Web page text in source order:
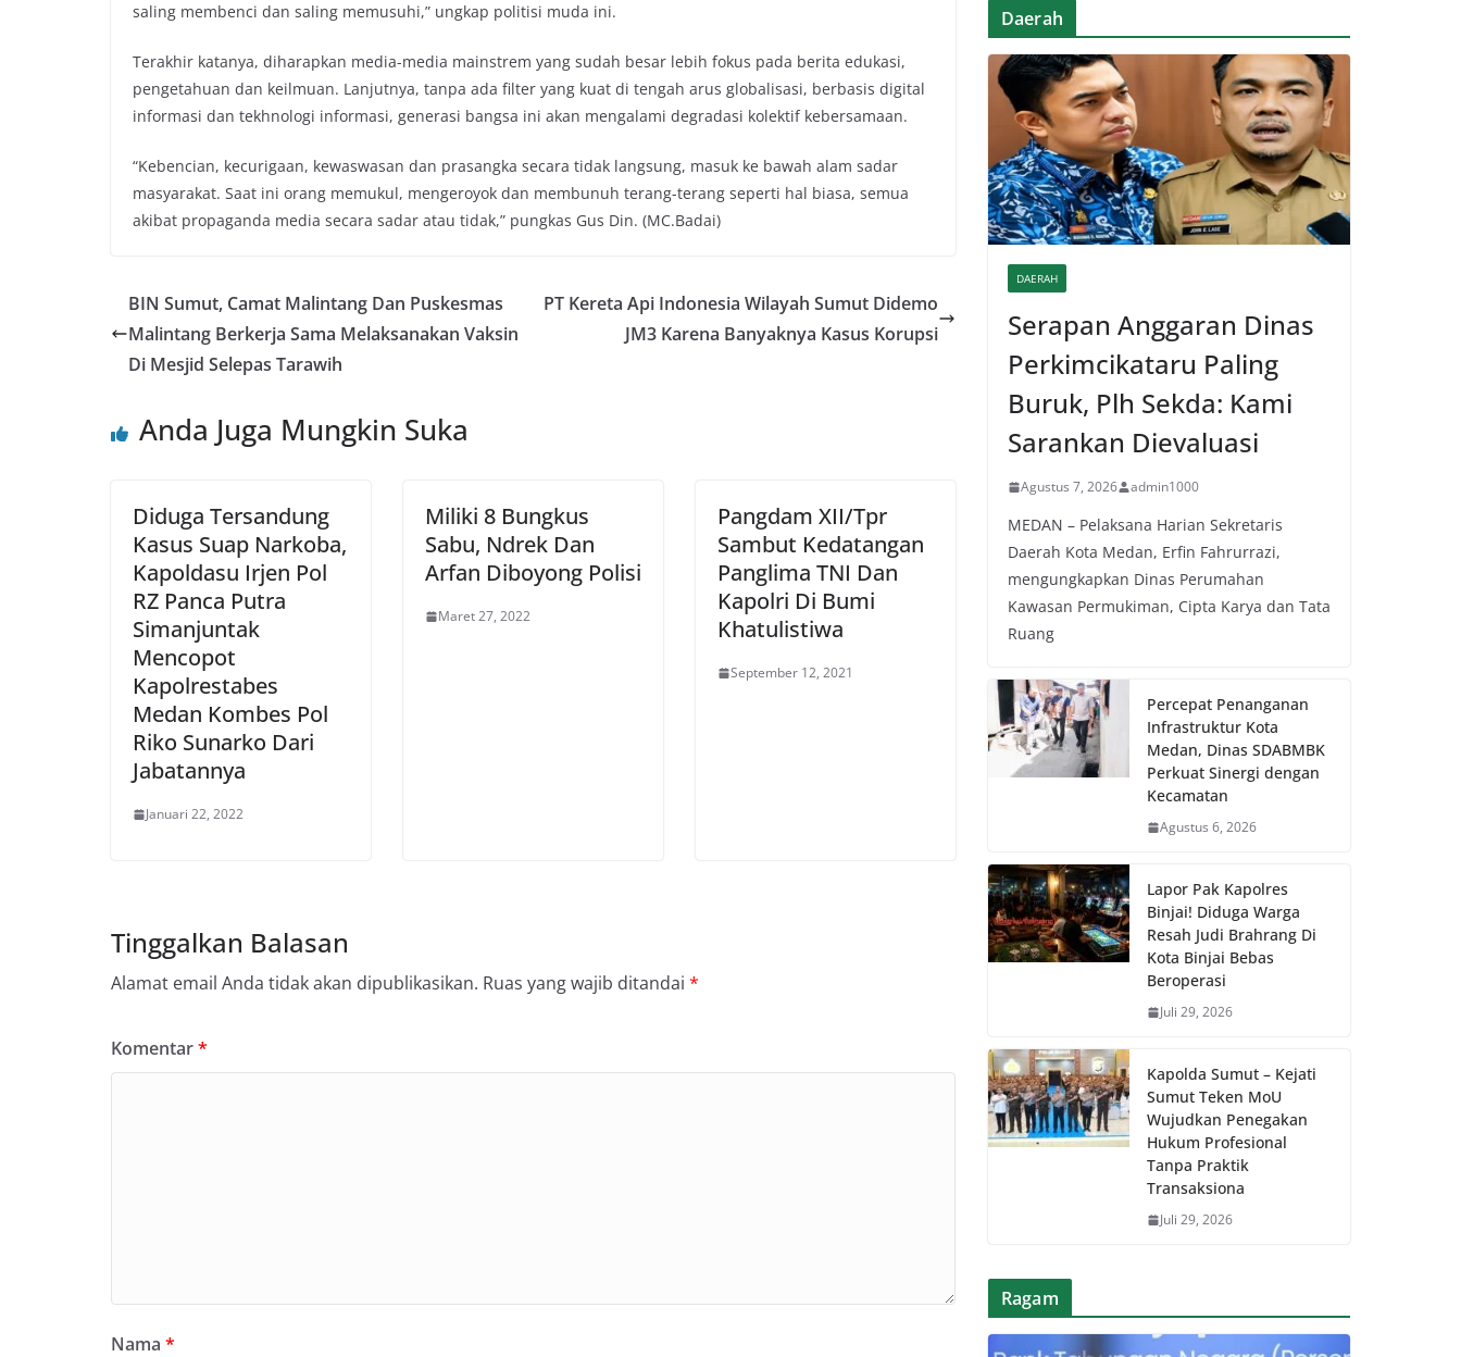
saling membenci dan saling memusuhi,” ungkap politisi muda ini.
Terakhir katanya, diharapkan media-media mainstrem yang sudah besar lebih fokus pada berita edukasi,
pengetahuan dan keilmuan. Lanjutnya, tanpa ada filter yang kuat di tengah arus globalisasi, berbasis digital
informasi dan tekhnologi informasi, generasi bangsa ini akan mengalami degradasi kolektif kebersamaan.
“Kebencian, kecurigaan, kewaswasan dan prasangka secara tidak langsung, masuk ke bawah alam sadar
masyarakat. Saat ini orang memukul, mengeroyok dan membunuh terang-terang seperti hal biasa, semua
akibat propaganda media secara sadar atau tidak,” pungkas Gus Din. (MC.Badai)
BIN Sumut, Camat Malintang Dan Puskesmas
Malintang Berkerja Sama Melaksanakan Vaksin
Di Mesjid Selepas Tarawih
PT Kereta Api Indonesia Wilayah Sumut Didemo
JM3 Karena Banyaknya Kasus Korupsi
Anda Juga Mungkin Suka
Diduga Tersandung
Kasus Suap Narkoba,
Kapoldasu Irjen Pol
RZ Panca Putra
Simanjuntak
Mencopot
Kapolrestabes
Medan Kombes Pol
Riko Sunarko Dari
Jabatannya
Januari 22, 2022
Miliki 8 Bungkus
Sabu, Ndrek Dan
Arfan Diboyong Polisi
Maret 27, 2022
Pangdam XII/Tpr
Sambut Kedatangan
Panglima TNI Dan
Kapolri Di Bumi
Khatulistiwa
September 12, 2021
Tinggalkan Balasan
Alamat email Anda tidak akan dipublikasikan. Ruas yang wajib ditandai *
Komentar*
Nama *
Daerah
DAERAH
Serapan Anggaran Dinas
Perkimcikataru Paling
Buruk, Plh Sekda: Kami
Sarankan Dievaluasi
Agustus 7, 2026 admin1000
MEDAN – Pelaksana Harian Sekretaris
Daerah Kota Medan, Erfin Fahrurrazi,
mengungkapkan Dinas Perumahan
Kawasan Permukiman, Cipta Karya dan Tata
Ruang
Percepat Penanganan
Infrastruktur Kota
Medan, Dinas SDABMBK
Perkuat Sinergi dengan
Kecamatan
Agustus 6, 2026
Lapor Pak Kapolres
Binjai! Diduga Warga
Resah Judi Brahrang Di
Kota Binjai Bebas
Beroperasi
Juli 29, 2026
Kapolda Sumut – Kejati
Sumut Teken MoU
Wujudkan Penegakan
Hukum Profesional
Tanpa Praktik
Transaksiona
Juli 29, 2026
Ragam